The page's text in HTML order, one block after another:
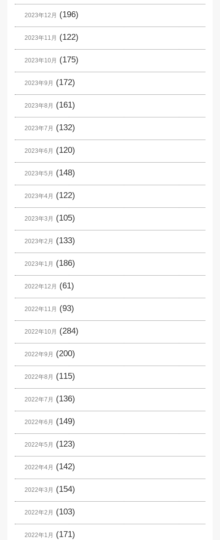
2023年12月 (196)
2023年11月 (122)
2023年10月 (175)
2023年9月 (172)
2023年8月 (161)
2023年7月 (132)
2023年6月 (120)
2023年5月 (148)
2023年4月 (122)
2023年3月 (105)
2023年2月 (133)
2023年1月 (186)
2022年12月 (61)
2022年11月 (93)
2022年10月 (284)
2022年9月 (200)
2022年8月 (115)
2022年7月 (136)
2022年6月 (149)
2022年5月 (123)
2022年4月 (142)
2022年3月 (154)
2022年2月 (103)
2022年1月 (171)